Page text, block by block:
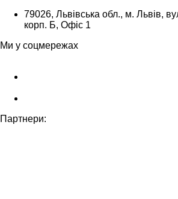
79026, Львівська обл., м. Львів,
корп. Б, Офіс 1
Ми у соцмережах
Партнери: